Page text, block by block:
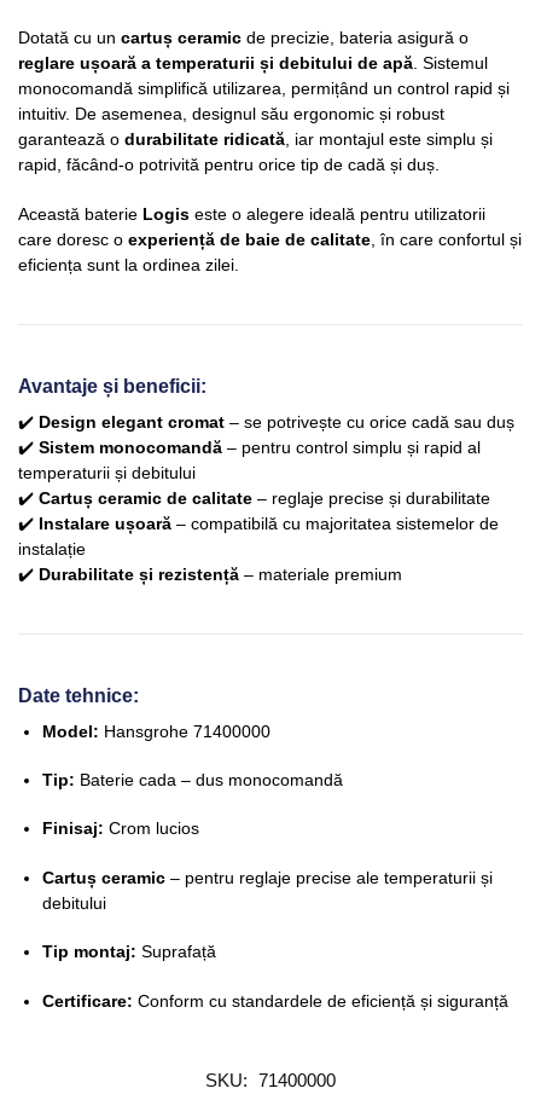
Dotată cu un cartuș ceramic de precizie, bateria asigură o
reglare ușoară a temperaturii și debitului de apă . Sistemul
monocomandă simplifică utilizarea, permițând un control rapid și
intuitiv. De asemenea, designul său ergonomic și robust
garantează o durabilitate ridicată , iar montajul este simplu și
rapid, făcând-o potrivită pentru orice tip de cadă și duș.
Această baterie Logis este o alegere ideală pentru utilizatorii
care doresc o experiență de baie de calitate , în care confortul și
eficiența sunt la ordinea zilei.
Avantaje și beneficii:
✔️ Design elegant cromat – se potrivește cu orice cadă sau duș
✔️ Sistem monocomandă – pentru control simplu și rapid al
temperaturii și debitului
✔️ Cartuș ceramic de calitate – reglaje precise și durabilitate
✔️ Instalare ușoară – compatibilă cu majoritatea sistemelor de
instalație
✔️ Durabilitate și rezistență – materiale premium
Date tehnice:
Model: Hansgrohe 71400000
Tip: Baterie cada – dus monocomandă
Finisaj: Crom lucios
Cartuș ceramic – pentru reglaje precise ale temperaturii și
debitului
Tip montaj: Suprafață
Certificare: Conform cu standardele de eficiență și siguranță
SKU: 71400000